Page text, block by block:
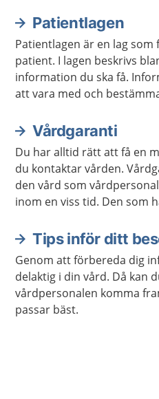
Patientlagen
Patientlagen är en lag
patient. I lagen beskrivs
information du ska få.
att vara med och
Vårdgaranti
Du har alltid rätt att få en
du kontaktar vården.
den vård som
inom en viss tid. Den som
Tips inför ditt
Genom att förbereda dig
delaktig i din vård. Då kan
vårdpersonalen komma
passar bäst.